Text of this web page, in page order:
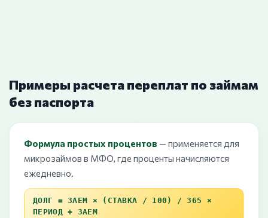
Примеры расчета переплат по займам
без паспорта
Формула простых процентов — применяется для
микрозаймов в МФО, где проценты начисляются
ежедневно.
ДОЛГ = ЗАЕМ × (СТАВКА / 100) / 365 ×
ПЕРИОД + ЗАЕМ